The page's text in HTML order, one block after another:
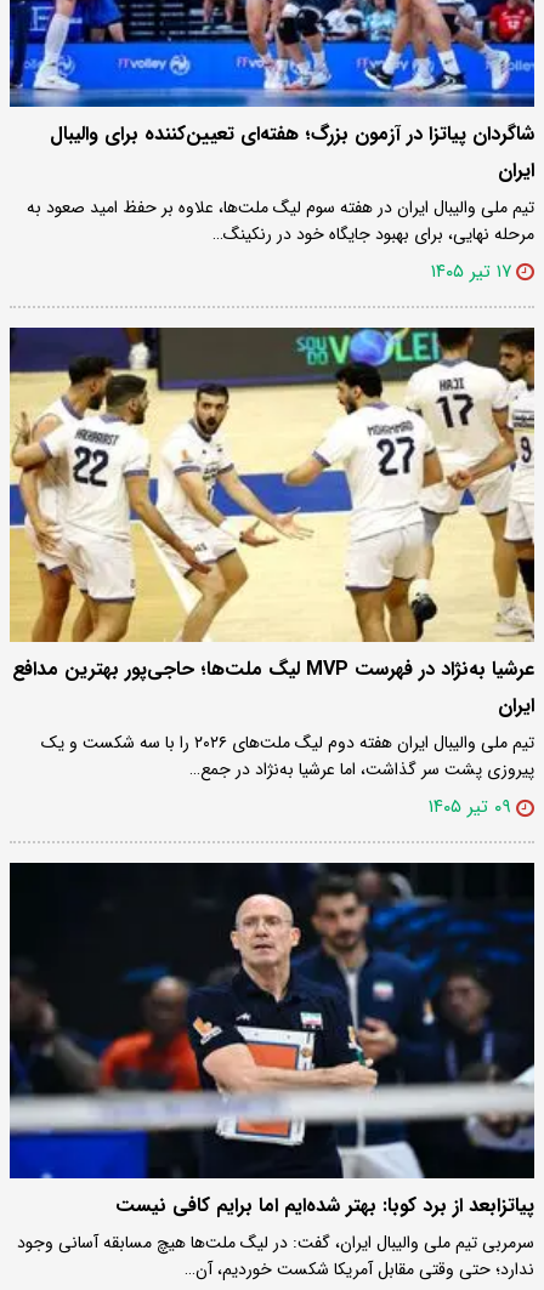
شاگردان پیاتزا در آزمون بزرگ؛ هفته‌ای تعیین‌کننده برای والیبال
ایران
تیم ملی والیبال ایران در هفته سوم لیگ ملت‌ها، علاوه بر حفظ امید صعود به
مرحله نهایی، برای بهبود جایگاه خود در رنکینگ…
۱۷ تیر ۱۴۰۵
عرشیا به‌نژاد در فهرست MVP لیگ ملت‌ها؛ حاجی‌پور بهترین مدافع
ایران
تیم ملی والیبال ایران هفته دوم لیگ ملت‌های ۲۰۲۶ را با سه شکست و یک
پیروزی پشت سر گذاشت، اما عرشیا به‌نژاد در جمع…
۰۹ تیر ۱۴۰۵
پیاتزابعد از برد کوبا: بهتر شده‌ایم اما برایم کافی نیست
سرمربی تیم ملی والیبال ایران، گفت: در لیگ ملت‌ها هیچ مسابقه آسانی وجود
ندارد؛ حتی وقتی مقابل آمریکا شکست خوردیم، آن…